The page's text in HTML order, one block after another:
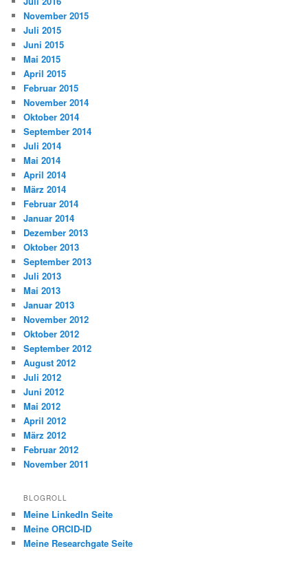
November 2015
Juli 2015
Juni 2015
Mai 2015
April 2015
Februar 2015
November 2014
Oktober 2014
September 2014
Juli 2014
Mai 2014
April 2014
März 2014
Februar 2014
Januar 2014
Dezember 2013
Oktober 2013
September 2013
Juli 2013
Mai 2013
Januar 2013
November 2012
Oktober 2012
September 2012
August 2012
Juli 2012
Juni 2012
Mai 2012
April 2012
März 2012
Februar 2012
November 2011
BLOGROLL
Meine LinkedIn Seite
Meine ORCID-ID
Meine Researchgate Seite